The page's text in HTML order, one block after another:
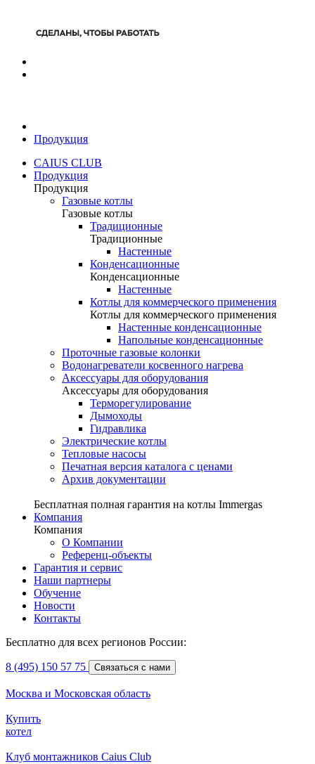
Продукция
CAIUS CLUB
Продукция
Продукция
Газовые котлы
Газовые котлы
Традиционные
Традиционные
Настенные
Конденсационные
Конденсационные
Настенные
Котлы для коммерческого применения
Котлы для коммерческого применения
Настенные конденсационные
Напольные конденсационные
Проточные газовые колонки
Водонагреватели косвенного нагрева
Аксессуары для оборудования
Аксессуары для оборудования
Терморегулирование
Дымоходы
Гидравлика
Электрические котлы
Тепловые насосы
Печатная версия каталога с ценами
Архив документации
Бесплатная полная гарантия на котлы Immergas
Компания
Компания
О Компании
Референц-объекты
Гарантия и сервис
Наши партнеры
Обучение
Новости
Контакты
Бесплатно для всех регионов России:
8 (495) 150 57 75 Связаться с нами
Москва и Московская область
Купить
котел
Клуб монтажников Caius Club